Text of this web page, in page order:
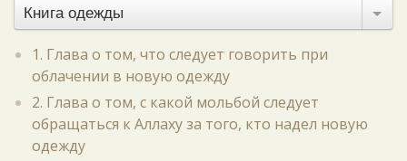
Книга одежды
1. Глава о том, что следует говорить при
облачении в новую одежду
2. Глава о том, с какой мольбой следует
обращаться к Аллаху за того, кто надел новую
одежду